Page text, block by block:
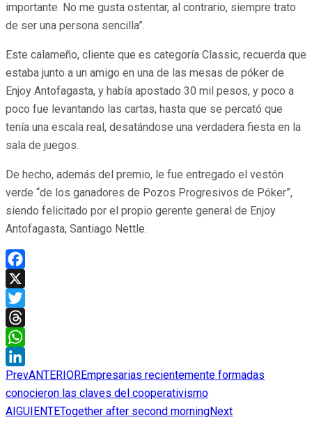
importante. No me gusta ostentar, al contrario, siempre trato
de ser una persona sencilla”.
Este calameño, cliente que es categoría Classic, recuerda que
estaba junto a un amigo en una de las mesas de póker de
Enjoy Antofagasta, y había apostado 30 mil pesos, y poco a
poco fue levantando las cartas, hasta que se percató que
tenía una escala real, desatándose una verdadera fiesta en la
sala de juegos.
De hecho, además del premio, le fue entregado el vestón
verde “de los ganadores de Pozos Progresivos de Póker”,
siendo felicitado por el propio gerente general de Enjoy
Antofagasta, Santiago Nettle.
Facebook
X
Twitter
Threads
WhatsApp
LinkedIn
PrevANTERIOREmpresarias recientemente formadas
conocieron las claves del cooperativismo
AIGUIENTETogether after second morningNext